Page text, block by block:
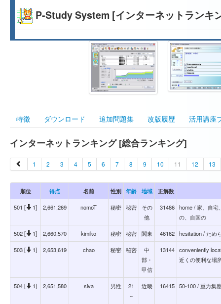
P-Study System [インターネットランキ
特徴 ダウンロード 追加問題集 改版履歴 活用講座
インターネットランキング [総合ランキング]
1 2 3 4 5 6 7 8 9 10 11 12 13
順位 得点 名前 性別 年齢 地域 正解数
501 [ 1] 2,661,269 nomoT 秘密 秘密
その
他
31486 home / 家、自宅
の、自国の
502 [ 1] 2,660,570 kimiko 秘密 秘密 関東 46162 hesitation / ため
503 [ 1] 2,653,619 chao 秘密 秘密
中
部・
甲信
13144 conveniently
近くの便利な場
504 [ 1] 2,651,580 siva 男性
21
～
近畿 16415 50-100 / 重力集